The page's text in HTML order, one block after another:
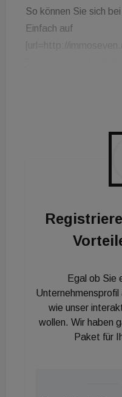
So können Sie sich
Einfach auf
[url=http://
Egal ob Sie
wie unser
wollen. Wir haben
Paket für